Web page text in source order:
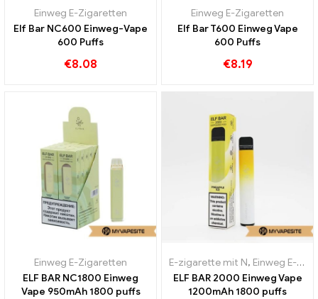
Einweg E-Zigaretten
Elf Bar NC600 Einweg-Vape
600 Puffs
€8.08
Einweg E-Zigaretten
Elf Bar T600 Einweg Vape
600 Puffs
€8.19
Einweg E-Zigaretten
ELF BAR NC1800 Einweg
Vape 950mAh 1800 puffs
E-zigarette mit N, Einweg E-Zigaretten
ELF BAR 2000 Einweg Vape
1200mAh 1800 puffs